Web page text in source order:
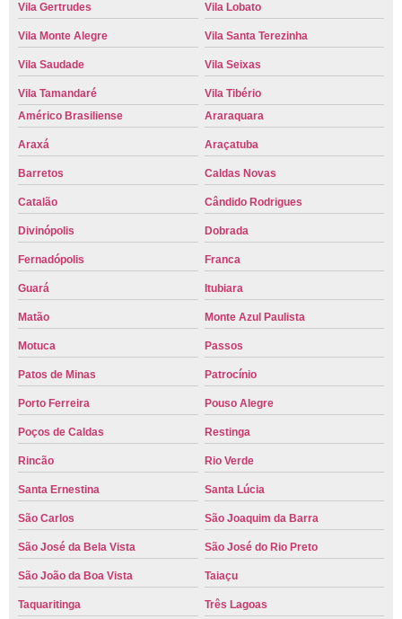
Vila Gertrudes Vila Lobato
Vila Monte Alegre Vila Santa Terezinha
Vila Saudade Vila Seixas
Vila Tamandaré
Vila Tibério
Américo Brasiliense
Araraquara
Araxá Araçatuba
Barretos Caldas Novas
Catalão Cândido Rodrigues
Divinópolis Dobrada
Fernadópolis Franca
Guará Itubiara
Matão Monte Azul Paulista
Motuca Passos
Patos de Minas Patrocínio
Porto Ferreira Pouso Alegre
Poços de Caldas Restinga
Rincão Rio Verde
Santa Ernestina Santa Lúcia
São Carlos São Joaquim da Barra
São José da Bela Vista São José do Rio Preto
São João da Boa Vista Taiaçu
Taquaritinga Três Lagoas